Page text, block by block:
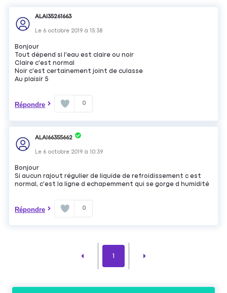
ALAI35261663
Le 6 octobre 2019 à15:38
Bonjour
Tout dépend si l'eau est claire ou noir
Claire c'est normal
Noir c'est certainement joint de culasse
Au plaisir 5
Répondre 0
ALAI66355662
Le 6 octobre 2019 à10:39
Bonjour
Si aucun rajout régulier de liquide de refroidissement c est
normal, c'est la ligne d echapemment qui se gorge d humidité
Répondre 0
1